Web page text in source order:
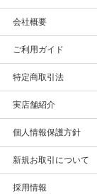
会社概要
ご利用ガイド
特定商取引法
実店舗紹介
個人情報保護方針
新規お取引について
採用情報